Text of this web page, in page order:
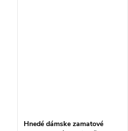
Hnedé dámske zamatové